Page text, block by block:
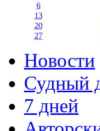
6
13
20
27
Новости
Судный
7 дней